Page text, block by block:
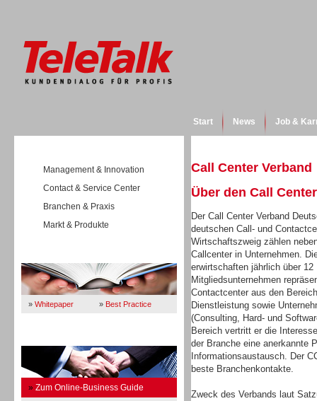
Start News Job &
Management & Innovation
Contact & Service Center
Branchen & Praxis
Markt & Produkte
» Whitepaper » Best Practice
» Zum Online-Business Guide
Call Center Verband
Über den Call
Der Call Center Verband
deutschen Call- und
Wirtschaftszweig zählen
Callcenter in Unternehmen.
erwirtschaften jährlich über
Mitgliedsunternehmen
Contactcenter aus den
Dienstleistung sowie
(Consulting, Hard- und
Bereich vertritt er die
der Branche eine anerkannte
Informationsaustausch. Der
beste Branchenkontakte.
Zweck des Verbands laut